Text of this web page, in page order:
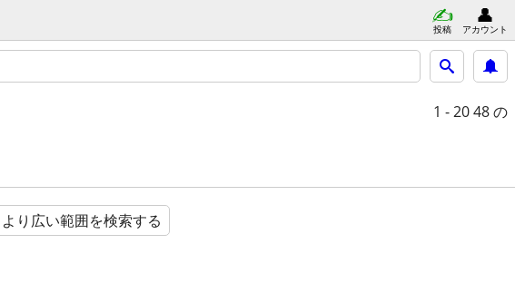
投稿 アカウント
1 - 2048 の
より広い範囲を検索する